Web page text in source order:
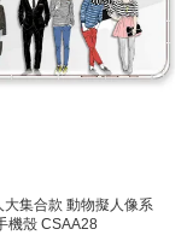
大集合款 動物擬人像系
機殼 CSAA28